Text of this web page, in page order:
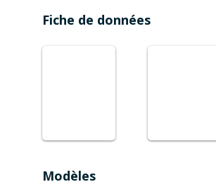
Fiche de données
Modèles